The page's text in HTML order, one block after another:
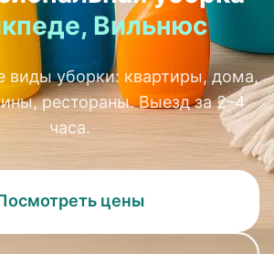
Вильнюс
виды уборки: квартиры, дома,
рестораны. Выезд за 2–4
часа.
цены